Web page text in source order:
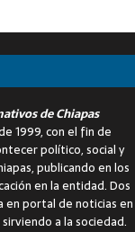
de Chiapas
1999, con el fin de
político, social y
publicando en los
en la entidad. Dos
en portal de noticias en
a la sociedad.